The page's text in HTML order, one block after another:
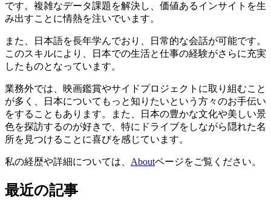
です。複雑なデータ課題を解決し、価値あるインサイトを生
み出すことに情熱を注いでいます。
また、日本語を長年学んでおり、日常的な会話が可能です。
このスキルにより、日本での生活と仕事の経験がさらに充実
したものとなっています。
業務外では、映画鑑賞やサイドプロジェクトに取り組むこと
が多く、日本についてもっと知りたいという方々のお手伝い
をすることもあります。また、日本の豊かな文化や美しい景
色を探訪するのが好きで、特にドライブをしながら隠れた名
所を見つけることに喜びを感じています。
私の経歴や詳細については、 Aboutページをご覧ください。
最近の記事